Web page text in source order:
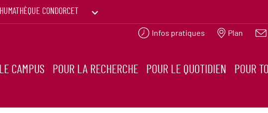
HUMATHÈQUE CONDORCET
PRINTEMPS DES HUMANITÉS
Infos pratiques Plan
LE CAMPUS POUR LA RECHERCHE POUR LE QUOTIDIEN POUR